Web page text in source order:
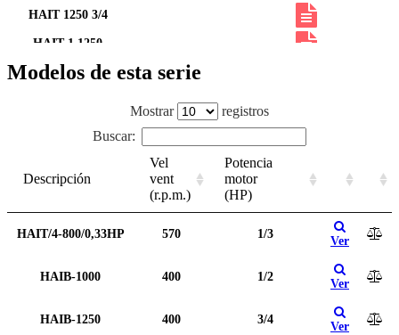
HAIT 1250 3/4
HAIT 1 1250
HAIT 2 1250
Modelos de esta serie
Mostrar
registros
Buscar:
Descripción
Vel
vent
(r.p.m.)
Potencia
motor
(HP)
HAIT/4-800/0,33HP 570 1/3
Ver
HAIB-1000 400 1/2
Ver
HAIB-1250 400 3/4
Ver